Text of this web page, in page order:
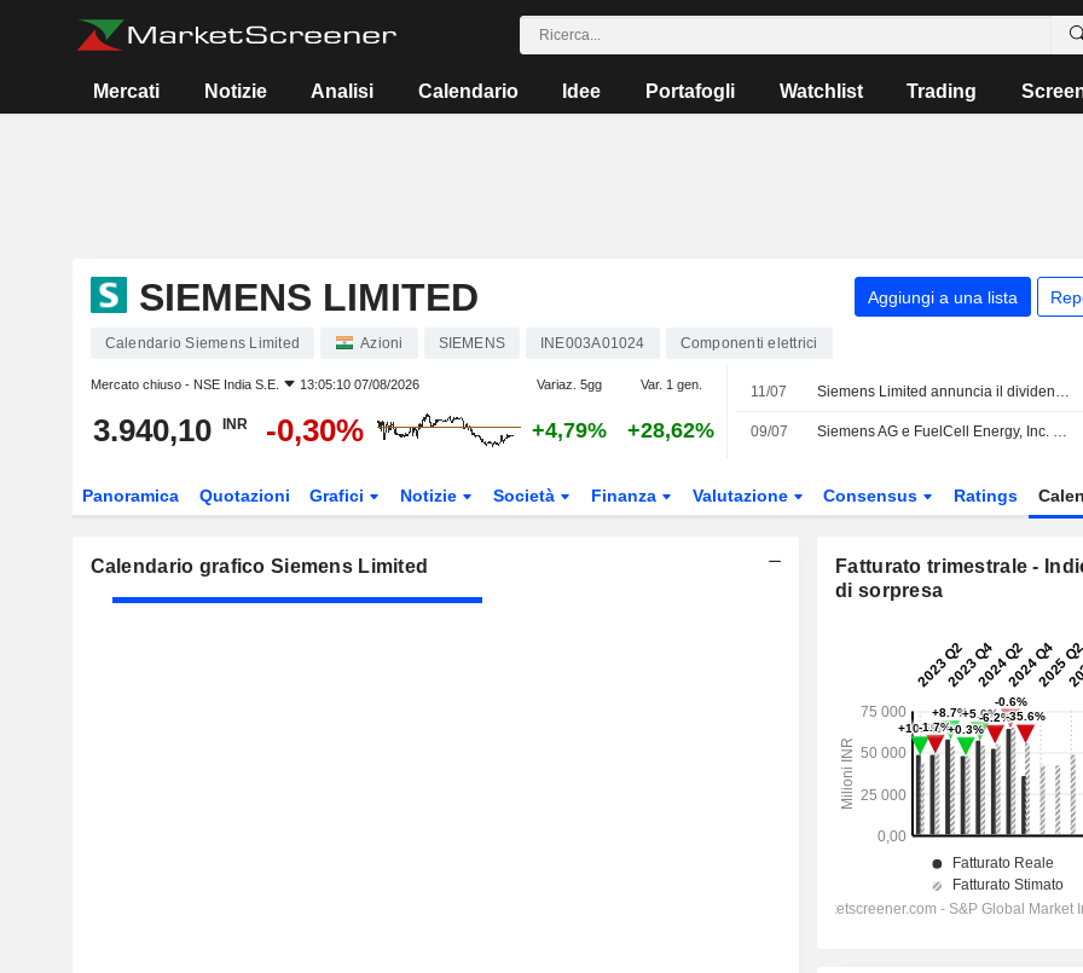
Mercati Notizie Analisi Calendario Idee Portafogli Watchlist Trading
SIEMENS LIMITED Aggiungi a una lista
Calendario Siemens Limited Azioni SIEMENS INE003A01024 Componenti elettrici
Mercato chiuso - NSE India S.E. 13:05:10 07/08/2026 Variaz. 5gg Var. 1 gen.
3.940,10 INR -0,30% +4,79% +28,62%
11/07 Siemens Limited annuncia il dividendo annuale, in pagamento il 12 settembre 2026
09/07 Siemens AG e FuelCell Energy, Inc. collaborano per esplorare soluzioni scalabili di energia a celle a combustibile
Panoramica Quotazioni Grafici Notizie Società Finanza Valutazione Consensus Ratings
Calendario grafico Siemens Limited
Fatturato trimestrale -
di sorpresa